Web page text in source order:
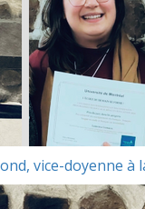
vice-doyenne